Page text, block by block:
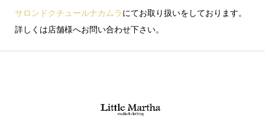
サロンドクチュールナカムラ にてお取り扱いをしております。
詳しくは店舗様へお問い合わせ下さい。